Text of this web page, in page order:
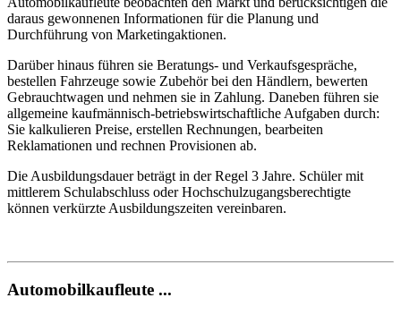
daraus gewonnenen Informationen für die Planung und
Durchführung von Marketingaktionen.
Darüber hinaus führen sie Beratungs- und Verkaufsgespräche,
bestellen Fahrzeuge sowie Zubehör bei den Händlern, bewerten
Gebrauchtwagen und nehmen sie in Zahlung. Daneben führen sie
allgemeine kaufmännisch-betriebswirtschaftliche Aufgaben durch:
Sie kalkulieren Preise, erstellen Rechnungen, bearbeiten
Reklamationen und rechnen Provisionen ab.
Die Ausbildungsdauer beträgt in der Regel 3 Jahre. Schüler mit
mittlerem Schulabschluss oder Hochschulzugangsberechtigte
können verkürzte Ausbildungszeiten vereinbaren.
Automobilkaufleute ...